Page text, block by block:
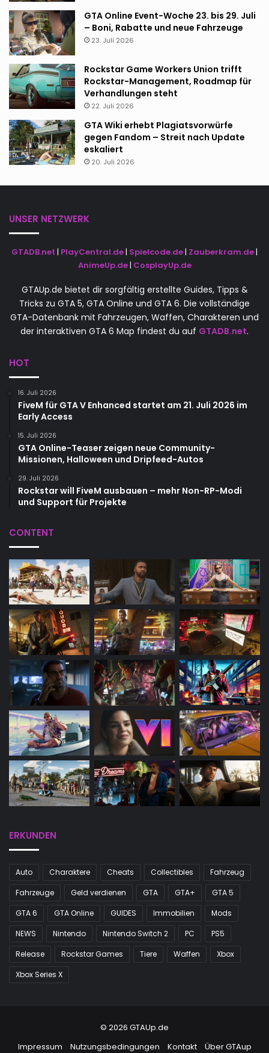
GTA Online Event-Woche 23. bis 29. Juli
– Boni, Rabatte und neue Fahrzeuge
23. Juli 2026
Rockstar Game Workers Union trifft
Rockstar-Management, Roadmap für
Verhandlungen steht
22. Juli 2026
GTA Wiki erhebt Plagiatsvorwürfe
gegen Fandom – Streit nach Update
eskaliert
20. Juli 2026
UNSER NETZWERK
GTADB.net | PlayCentral.de| Spielcode.de| Zauberkram.de|
AnimeUp.de| CosplayUp.de
GTAUp.de bietet dir sorgfältig erstellte Guides, Tipps &
Tricks zu GTA 5, GTA Online und GTA 6. Die vollständige
GTA-Datenbank mit Fahrzeugen, Waffen, Charakteren und
der interaktiven GTA 6 Map findest du auf GTADB.net.
HOT
16. Juli 2026
FiveM für GTA V Enhanced startet am 21. Juli 2026 im
Early Access
15. Juli 2026
GTA Online-Teaser zeigen neue Community-
Missionen, Halloween und Dripfeed-Autos
29. Juli 2026
Rockstar will FiveM ausbauen – mehr Non-RP-Modi
und Support für Projekte
CONTENT
ERKUNDEN
Auto Charaktere Cheats Collectibles
Fahrzeug
Fahrzeuge
Geld verdienen GTA GTA+
GTA 5
GTA 6
GTA Online GUIDES Immobilien
Mods
NEWS
Nintendo Nintendo Switch 2 PC
PS5
Release
Rockstar Games Tiere Waffen
Xbox
Xbox Series X
© 2026 GTAUp.de
Impressum
Nutzungsbedingungen Kontakt Über GTAup